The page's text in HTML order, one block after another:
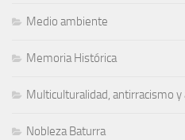
Medio ambiente
Memoria Histórica
Multiculturalidad, antirracismo
Nobleza Baturra